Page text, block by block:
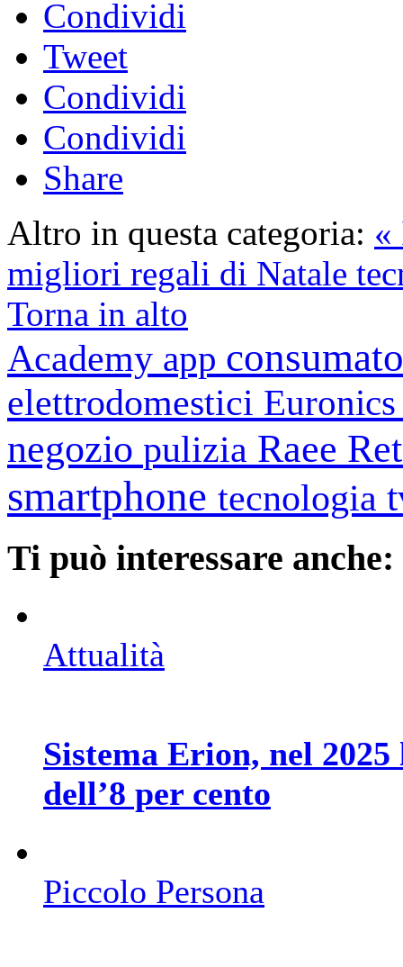
Condividi
Tweet
Condividi
Condividi
Share
Altro in questa categoria: «
migliori regali di Natale
Torna in alto
Academy app
elettrodomestici
negozio pulizia Raee
smartphone tecnologia
Ti può interessare anche:
Attualità
Sistema Erion, nel
dell’8 per cento
Piccolo Persona